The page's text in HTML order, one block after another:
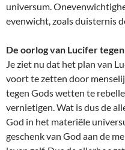
universum.
evenwicht, zoals duisternis
De oorlog van Lucifer
Je ziet nu dat het plan van
voort te zetten door
tegen Gods wetten te
vernietigen. Wat is dus de
God in het materiële
geschenk van God aan de